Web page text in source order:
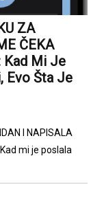
ZA
ČEKA
Kad Mi Je
Evo Šta Je
I NAPISALA
Kad mi je poslala